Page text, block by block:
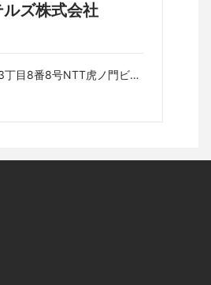
ズ株式会社
丁目8番8号NTT虎ノ門ビル